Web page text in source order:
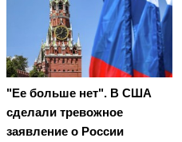
"Ее больше нет". В США
сделали тревожное
заявление о России